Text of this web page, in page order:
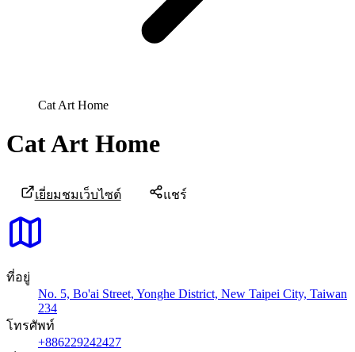
Cat Art Home
Cat Art Home
เยี่ยมชมเว็บไซต์ แชร์
ที่อยู่
No. 5, Bo'ai Street, Yonghe District, New Taipei City, Taiwan
234
โทรศัพท์
+886229242427